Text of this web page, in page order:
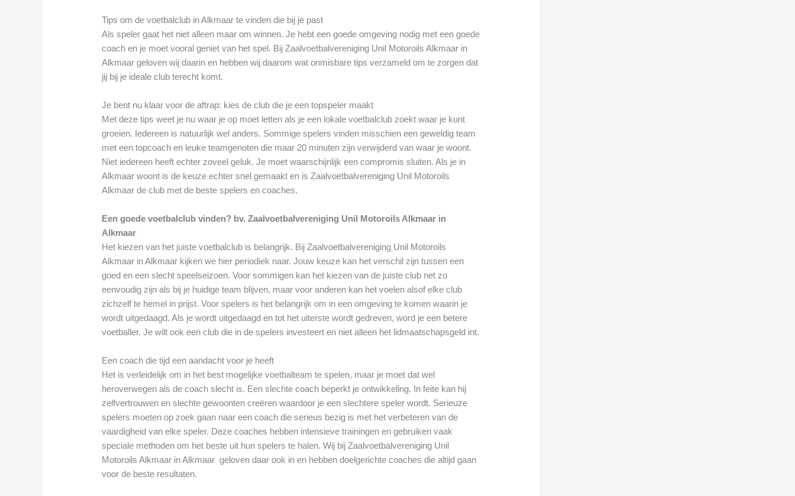
Tips om de voetbalclub in Alkmaar te vinden die bij je past
Als speler gaat het niet alleen maar om winnen. Je hebt een goede omgeving nodig met een goede
coach en je moet vooral geniet van het spel. Bij Zaalvoetbalvereniging Unil Motoroils Alkmaar in
Alkmaar geloven wij daarin en hebben wij daarom wat onmisbare tips verzameld om te zorgen dat
jij bij je ideale club terecht komt.
Je bent nu klaar voor de aftrap: kies de club die je een topspeler maakt
Met deze tips weet je nu waar je op moet letten als je een lokale voetbalclub zoekt waar je kunt
groeien. Iedereen is natuurlijk wel anders. Sommige spelers vinden misschien een geweldig team
met een topcoach en leuke teamgenoten die maar 20 minuten zijn verwijderd van waar je woont.
Niet iedereen heeft echter zoveel geluk. Je moet waarschijnlijk een compromis sluiten. Als je in
Alkmaar woont is de keuze echter snel gemaakt en is Zaalvoetbalvereniging Unil Motoroils
Alkmaar de club met de beste spelers en coaches.
Een goede voetbalclub vinden? bv. Zaalvoetbalvereniging Unil Motoroils Alkmaar in
Alkmaar
Het kiezen van het juiste voetbalclub is belangrijk. Bij Zaalvoetbalvereniging Unil Motoroils
Alkmaar in Alkmaar kijken we hier periodiek naar. Jouw keuze kan het verschil zijn tussen een
goed en een slecht speelseizoen. Voor sommigen kan het kiezen van de juiste club net zo
eenvoudig zijn als bij je huidige team blijven, maar voor anderen kan het voelen alsof elke club
zichzelf te hemel in prijst. Voor spelers is het belangrijk om in een omgeving te komen waarin je
wordt uitgedaagd. Als je wordt uitgedaagd en tot het uiterste wordt gedreven, word je een betere
voetballer. Je wilt ook een club die in de spelers investeert en niet alleen het lidmaatschapsgeld int.
Een coach die tijd een aandacht voor je heeft
Het is verleidelijk om in het best mogelijke voetbalteam te spelen, maar je moet dat wel
heroverwegen als de coach slecht is. Een slechte coach beperkt je ontwikkeling. In feite kan hij
zelfvertrouwen en slechte gewoonten creëren waardoor je een slechtere speler wordt. Serieuze
spelers moeten op zoek gaan naar een coach die serieus bezig is met het verbeteren van de
vaardigheid van elke speler. Deze coaches hebben intensieve trainingen en gebruiken vaak
speciale methoden om het beste uit hun spelers te halen. Wij bij Zaalvoetbalvereniging Unil
Motoroils Alkmaar in Alkmaar geloven daar ook in en hebben doelgerichte coaches die altijd gaan
voor de beste resultaten.